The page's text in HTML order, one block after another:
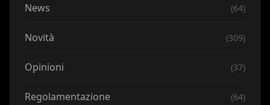
News (64)
Novità (309)
Opinioni (37)
Regolamentazione (64)